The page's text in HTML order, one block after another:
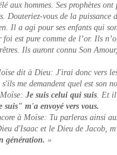
aux hommes. Ses prophètes
Douteriez-vous de la
Il a agi pour ses enfants qui
foi est pure comme de l’or. Ils
Ils auront connu Son
dit à Dieu: J'irai donc vers
me demandent quel est son
Je suis celui qui suis. Et il
m'a envoyé vers vous.
à Moïse: Tu parleras ainsi
d'Isaac et le Dieu de Jacob,
génération. »